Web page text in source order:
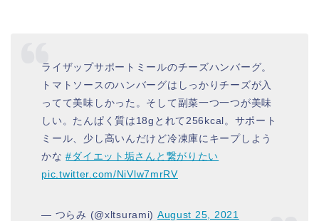
ライザップサポートミールのチーズハンバーグ。
トマトソースのハンバーグはしっかりチーズが入
ってて美味しかった。そして副菜一つ一つが美味
しい。たんぱく質は18gとれて256kcal。サポート
ミール、少し高いんだけど冷凍庫にキープしよう
かな#ダイエット垢さんと繋がりたい
pic.twitter.com/NiVlw7mrRV
— つらみ (@xltsurami) August 25, 2021